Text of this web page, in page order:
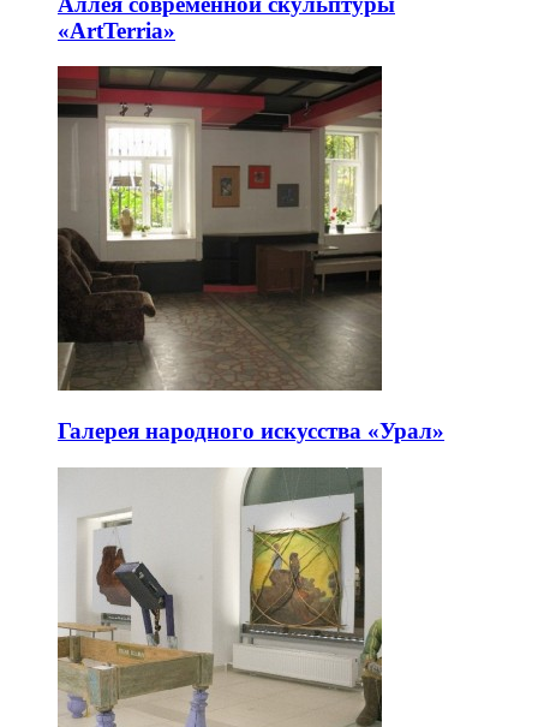
«ArtTerria»
Галерея народного искусства «Урал»